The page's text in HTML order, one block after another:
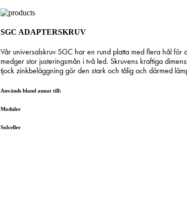
SGC ADAPTERSKRUV
Vår universalskruv SGC har en rund platta med flera hål för
medger stor justeringsmån i två led. Skruvens kraftiga
tjock zinkbeläggning gör den stark och tålig och därmed
Används bland annat till:
Moduler
Solceller